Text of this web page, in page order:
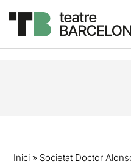
Inici » Societat Doctor